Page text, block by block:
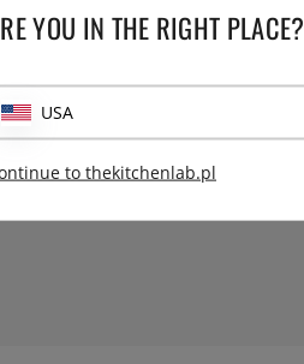
każdego dania. Po
gustu. Na przykład
je do potrawy jako
są idealne do
YOU IN THE RIGHT PLACE?
USA
to thekitchenlab.pl